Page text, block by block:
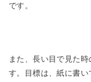
です。
また、長い目で見た
す。目標は、紙に書い